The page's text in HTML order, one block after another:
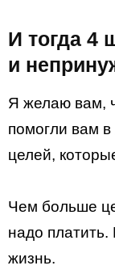
И тогда 4
и
Я желаю вам,
помогли вам в
целей,
Чем больше
надо платить.
жизнь.